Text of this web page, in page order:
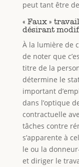
peut tant être
« Faux »
désirant
À la lumière de
de noter que
titre de la
détermine le
important
dans l’optique
contractuelle
tâches contre
s’apparente à
le ou la
et diriger le